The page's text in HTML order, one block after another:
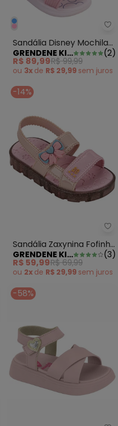
Molekinha (Rosa) com
Sandália Disney Mochila
Rosa
GRENDENE KIDS (2)
R$ 89,99R$ 99,99
ou 3x de R$ 29,99 sem juros
Kids - Babuche Baby
-14%
Sandália Zaxynina Fofinha
Bege
GRENDENE KIDS (3)
R$ 59,99R$ 69,99
ou 2x de R$ 29,99 sem juros
-58%